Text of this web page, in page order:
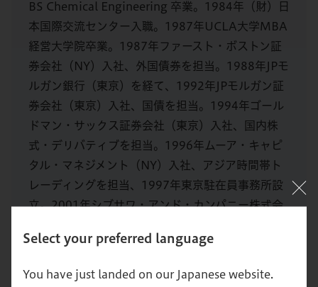
Select your preferred language
You have just landed on our Japanese website.
BS Chemical Engineering 卒業。1984年（財）日
本国際交流センター入職。1987年UCLA大学MBA
経営大学院卒業。1987年ファースト・ボストン証
券会社（NY）入社、外国債券を担当。1988年JPモ
ルガン銀行（東京）を経て、1992年JPモルガン証
券会社（東京）入社、国債を担当。1994年ゴール
ドマン・サックス証券会社（東京）入社、国内株
式・デリバティブを担当。1996年ムーア・キャピ
タル・マネジメント（NY）入社、アジア時間帯ト
レーディングを担当、1997年東京駐在員事務所設
立。2001年シブサワ・アンド・カンパニー株式会
式会社を創業し、代表取締役に就任（2008年コモ